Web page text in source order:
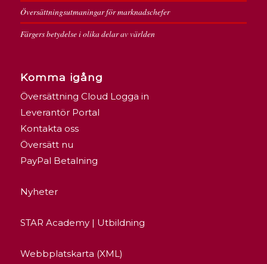
Översättningsutmaningar för marknadschefer
Färgers betydelse i olika delar av världen
Komma igång
Översättning Cloud Logga in
Leverantör Portal
Kontakta oss
Översätt nu
PayPal Betalning
Nyheter
STAR Academy | Utbildning
Webbplatskarta (XML)